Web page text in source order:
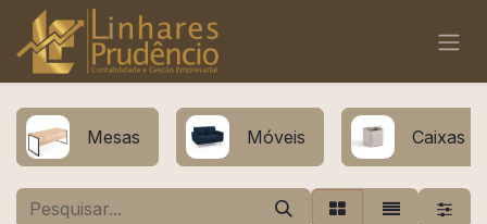
Pular para o conteúdo
Mesas Móveis Caixas